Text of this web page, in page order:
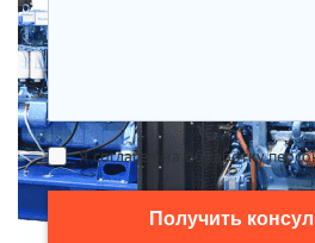
Я согласен на обработку
Получить